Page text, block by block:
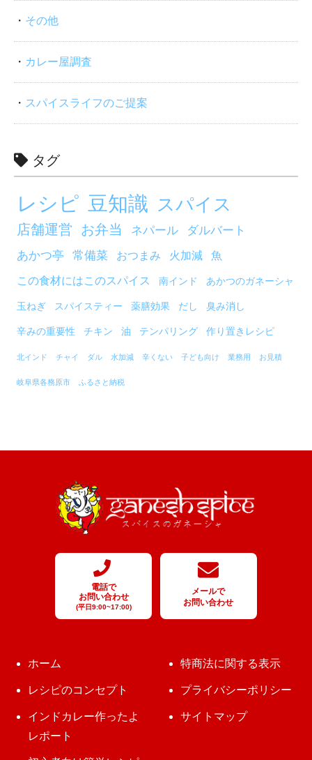
その他
カレー屋調査
スパイスライフのご提案
タグ
レシピ 豆知識 スパイス
店舗運営 お弁当 ネパール
ダルバート
あかつ亭
常備菜 おつまみ 火加減 魚
この食材にはこのスパイス 南インド あかつのガネーシャ
玉ねぎ スパイスティー 薬膳効果 だし 臭み消し
辛みの重要性 チキン 油 テンパリング 作り置きレシピ
北インド チャイ ダル 水加減 辛くない 子ども向け 業務用 お見積
岐阜県各務原市 ふるさと納税
電話で
お問い合わせ
(平日9:00~17:00)
メールで
お問い合わせ
ホーム
レシピのコンセプト
インドカレー作ったよ
レポート
特商法に関する表示
プライバシーポリシー
サイトマップ